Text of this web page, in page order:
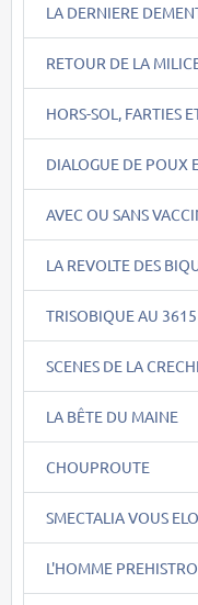
LA DERNIERE
RETOUR DE LA
HORS-SOL, FARTIES
DIALOGUE DE POUX
AVEC OU SANS
LA REVOLTE DES
TRISOBIQUE AU
SCENES DE LA
LA BÊTE DU MAINE
CHOUPROUTE
SMECTALIA VOUS
L'HOMME